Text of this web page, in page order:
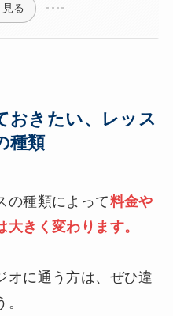
る
おきたい、レッス
種類
の種類によって料金や
きく変わります。
オに通う方は、ぜひ違